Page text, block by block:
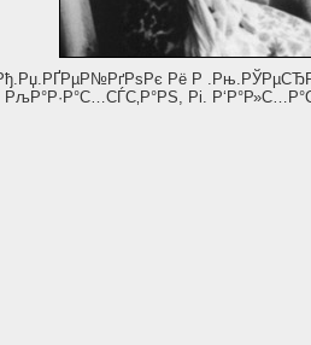
Рё Р
РљР°Р·Р°С…СЃС‚Р°РЅ, Рі.